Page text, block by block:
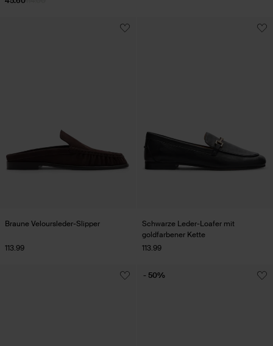
Braune Veloursleder-Slipper
113.99
Schwarze Leder-Loafer mit
goldfarbener Kette
113.99
- 50%